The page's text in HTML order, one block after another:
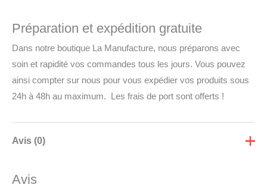
Préparation et expédition gratuite
Dans notre boutique La Manufacture, nous préparons avec
soin et rapidité vos commandes tous les jours. Vous pouvez
ainsi compter sur nous pour vous expédier vos produits sous
24h à 48h au maximum. Les frais de port sont offerts !
Avis (0)
Avis